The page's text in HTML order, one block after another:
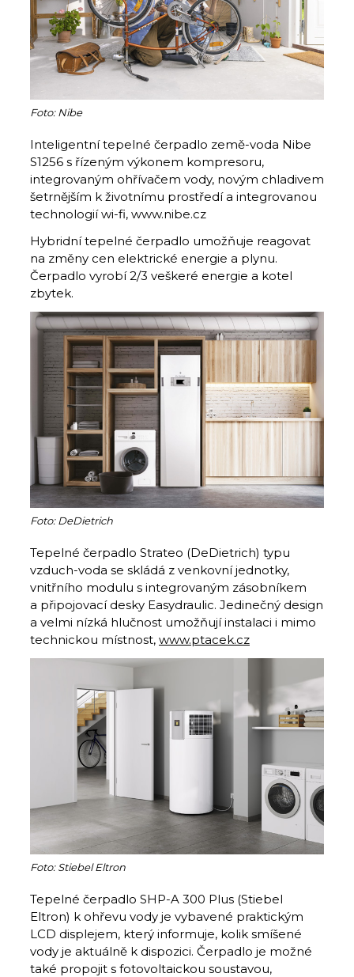
Foto: Nibe
Inteligentní tepelné čerpadlo země-voda Nibe
S1256 s řízeným výkonem kompresoru,
integrovaným ohřívačem vody, novým chladivem
šetrnějším k životnímu prostředí a integrovanou
technologií wi-fi, www.nibe.cz
Hybridní tepelné čerpadlo umožňuje reagovat
na změny cen elektrické energie a plynu.
Čerpadlo vyrobí 2/3 veškeré energie a kotel
zbytek.
Foto: DeDietrich
Tepelné čerpadlo Strateo (DeDietrich) typu
vzduch-voda se skládá z venkovní jednotky,
vnitřního modulu s integrovaným zásobníkem
a připojovací desky Easydraulic. Jedinečný design
a velmi nízká hlučnost umožňují instalaci i mimo
technickou místnost, www.ptacek.cz
Foto: Stiebel Eltron
Tepelné čerpadlo SHP-A 300 Plus (Stiebel
Eltron) k ohřevu vody je vybavené praktickým
LCD displejem, který informuje, kolik smíšené
vody je aktuálně k dispozici. Čerpadlo je možné
také propojit s fotovoltaickou soustavou,